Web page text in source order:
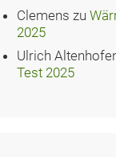
Clemens zu
2025
Ulrich
Test 2025